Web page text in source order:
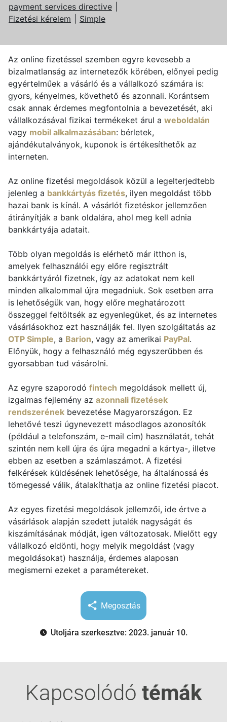
payment services directive
Fizetési kérelem
Simple
Az online fizetéssel szemben egyre kevesebb a
bizalmatlanság az internetezők körében, előnyei pedig
egyértelműek a vásárló és a vállalkozó számára is:
gyors, kényelmes, követhető és azonnali. Korántsem
csak annak érdemes megfontolnia a bevezetését, aki
vállalkozásával fizikai termékeket árul a weboldalán
vagy mobil alkalmazásában: bérletek,
ajándékutalványok, kuponok is értékesíthetők az
interneten.
Az online fizetési megoldások közül a legelterjedtebb
jelenleg a bankkártyás fizetés, ilyen megoldást több
hazai bank is kínál. A vásárlót fizetéskor jellemzően
átirányítják a bank oldalára, ahol meg kell adnia
bankkártyája adatait.
Több olyan megoldás is elérhető már itthon is,
amelyek felhasználói egy előre regisztrált
bankkártyáról fizetnek, így az adatokat nem kell
minden alkalommal újra megadniuk. Sok esetben arra
is lehetőségük van, hogy előre meghatározott
összeggel feltöltsék az egyenlegüket, és az internetes
vásárlásokhoz ezt használják fel. Ilyen szolgáltatás az
OTP Simple, a Barion, vagy az amerikai PayPal.
Előnyük, hogy a felhasználó még egyszerűbben és
gyorsabban tud vásárolni.
Az egyre szaporodó fintech megoldások mellett új,
izgalmas fejlemény az azonnali fizetések
rendszerének bevezetése Magyarországon. Ez
lehetővé teszi úgynevezett másodlagos azonosítók
(például a telefonszám, e-mail cím) használatát, tehát
szintén nem kell újra és újra megadni a kártya-, illetve
ebben az esetben a számlaszámot. A fizetési
felkérések küldésének lehetősége, ha általánossá és
tömegessé válik, átalakíthatja az online fizetési piacot.
Az egyes fizetési megoldások jellemzői, ide értve a
vásárlások alapján szedett jutalék nagyságát és
kiszámításának módját, igen változatosak. Mielőtt egy
vállalkozó eldönti, hogy melyik megoldást (vagy
megoldásokat) használja, érdemes alaposan
megismerni ezeket a paramétereket.
Megosztás
Utoljára szerkesztve: 2023. január 10.
Kapcsolódó témák